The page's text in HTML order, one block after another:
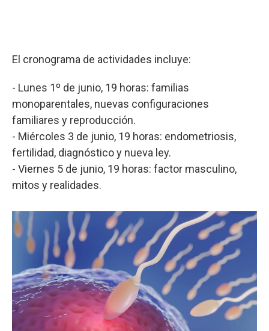
El cronograma de actividades incluye:
- Lunes 1º de junio, 19 horas: familias
monoparentales, nuevas configuraciones
familiares y reproducción.
- Miércoles 3 de junio, 19 horas: endometriosis,
fertilidad, diagnóstico y nueva ley.
- Viernes 5 de junio, 19 horas: factor masculino,
mitos y realidades.